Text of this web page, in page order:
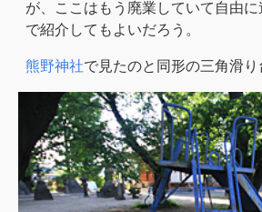
が、ここはもう廃業していて自由
で紹介してもよいだろう。
熊野神社で見たのと同形の三角滑り